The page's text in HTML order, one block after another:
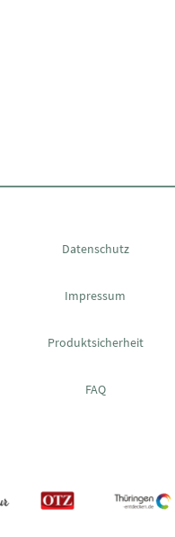
Impressum
Datenschutz
FAQ
Produktsicherheit